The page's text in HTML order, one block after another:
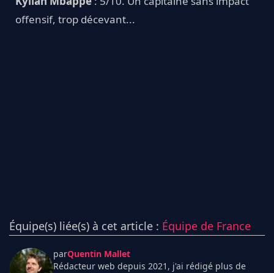
offensif, trop décevant...
Équipe(s) liée(s) à cet article : Équipe de France
parQuentin Mallet
Rédacteur web depuis 2021, j'ai rédigé plus de